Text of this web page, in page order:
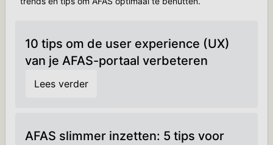
10 tips om de user experience (UX)
van je AFAS-portaal verbeteren
Lees verder
AFAS slimmer inzetten: 5 tips voor